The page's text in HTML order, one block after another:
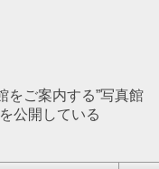
をご案内する”写真館
公開している